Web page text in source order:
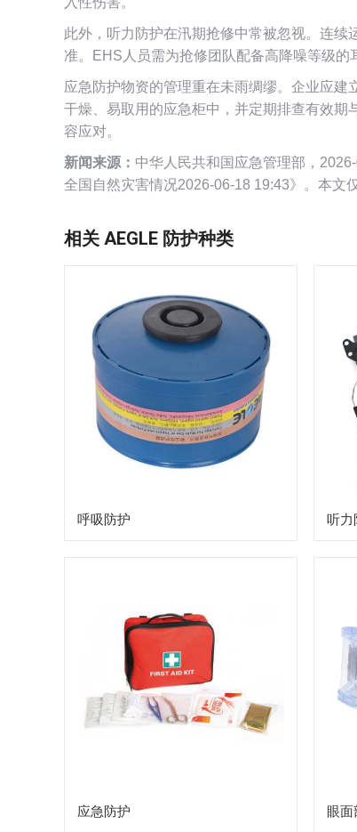
此外，听力防护在汛期抢修中常被忽视。连
准。EHS人员需为抢修团队配备高降噪等级的
应急防护物资的管理重在未雨绸缪。企业应
干燥、易取用的应急柜中，并定期排查有效期
容应对。
新闻来源： 中华人民共和国应急管理部，
全国自然灾害情况2026-06-18 19:43》。本文
相关 AEGLE 防护种类
呼吸防护 听力
应急防护 眼面